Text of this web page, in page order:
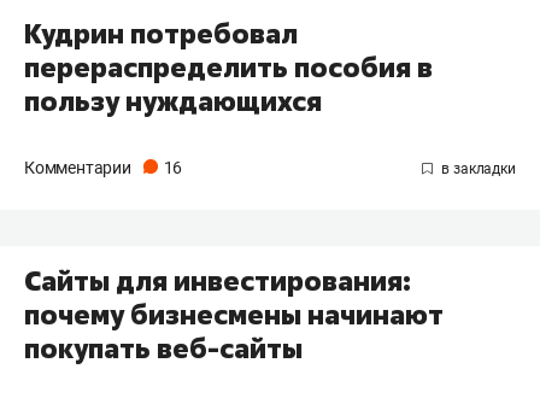
Кудрин потребовал
перераспределить пособия в
пользу нуждающихся
Комментарии 16
Сайты для инвестирования:
почему бизнесмены начинают
покупать веб-сайты